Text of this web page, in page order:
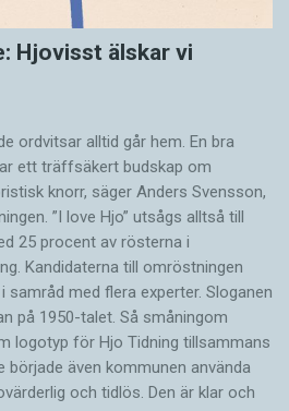
Hjovisst älskar vi
ordvitsar alltid går hem. En bra
ett träffsäkert budskap om
knorr, säger Anders Svensson,
”I love Hjo” utsågs alltså till
25 procent av rösterna i
Kandidaterna till omröstningen
med flera experter. Sloganen
på 1950-talet. Så småningom
logotyp för Hjo Tidning tillsammans
började även kommunen använda
och tidlös. Den är klar och